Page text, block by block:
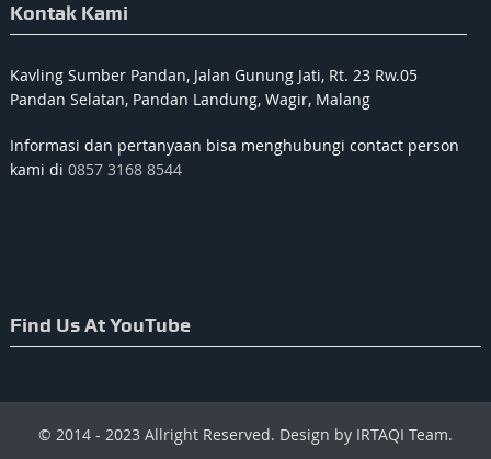
Kontak Kami
Kavling Sumber Pandan, Jalan Gunung Jati, Rt. 23 Rw.05
Pandan Selatan, Pandan Landung, Wagir, Malang
Informasi dan pertanyaan bisa menghubungi contact person
kami di 0857 3168 8544
Find Us At YouTube
© 2014 - 2023 Allright Reserved. Design by IRTAQI Team.